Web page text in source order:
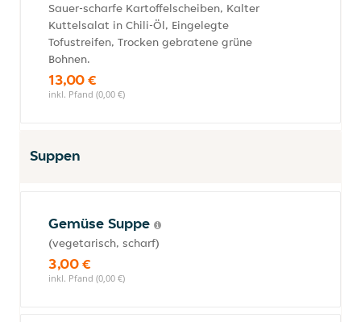
Sauer-scharfe Kartoffelscheiben, Kalter
Kuttelsalat in Chili-Öl, Eingelegte
Tofustreifen, Trocken gebratene grüne
Bohnen.
13,00 €
inkl. Pfand (0,00 €)
Suppen
Gemüse Suppe
(vegetarisch, scharf)
3,00 €
inkl. Pfand (0,00 €)